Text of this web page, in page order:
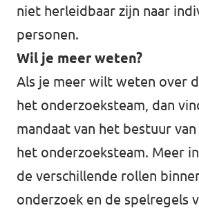
niet herleidbaar zijn naar
personen.
Wil je meer weten?
Als je meer wilt weten over
het onderzoeksteam, dan
mandaat van het bestuur
het onderzoeksteam. Meer
de verschillende rollen
onderzoek en de spelregels